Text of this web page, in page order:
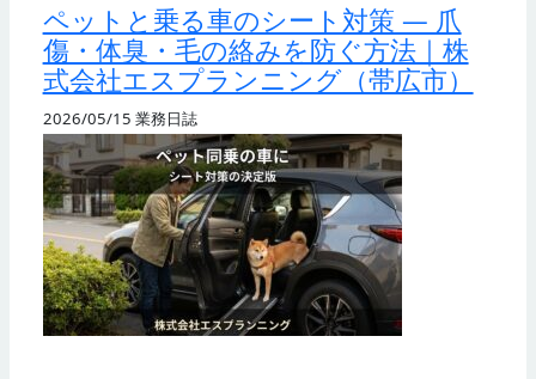
ペットと乗る車のシート対策 — 爪
傷・体臭・毛の絡みを防ぐ方法｜株
式会社エスプランニング（帯広市）
2026/05/15 業務日誌